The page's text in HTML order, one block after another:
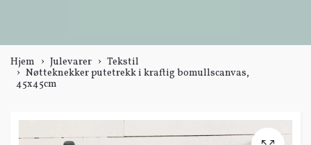
Hjem Julevarer
Tekstil
Nøtteknekker putetrekk i kraftig bomullscanvas,
45x45cm